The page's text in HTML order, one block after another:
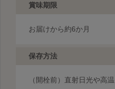
賞味期限
お届けから約6か月
保存方法
（開栓前）直射日光や高